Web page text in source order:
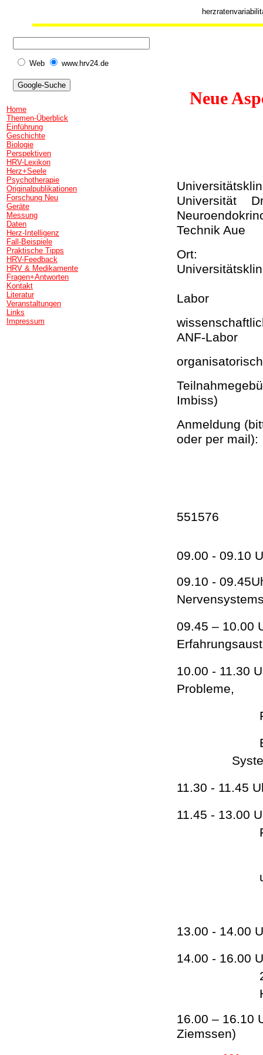
Web www.hrv24.de
Home
Themen-Überblick
Einführung
Geschichte
Biologie
Perspektiven
HRV-Lexikon
Herz+Seele
Psychotherapie
Originalpublikationen
Forschung Neu
Geräte
Messung
Daten
Herz-Intelligenz
Fall-Beispiele
Praktische Tipps
HRV-Feedback
HRV & Medikamente
Fragen+Antworten
Kontakt
Literatur
Veranstaltungen
Links
Impressum
Neue
Universität
Technik Aue
Ort:
Labor
ANF-Labor
Imbiss)
Anmeldung
oder per
09.00 - 09.10
09.10 -
09.45 –
10.00 - 11.30
Probleme,
11.30 - 11.45
11.45 - 13.00
13.00 - 14.00
14.00 - 16.00
16.00 –
Ziemssen)